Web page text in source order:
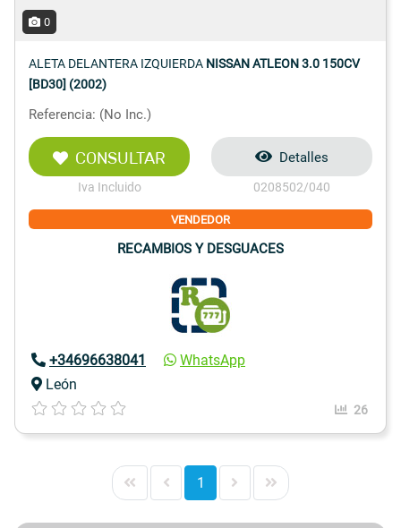
0
ALETA DELANTERA IZQUIERDA NISSAN ATLEON 3.0 150CV
[BD30] (2002)
Referencia: (No Inc.)
CONSULTAR
Iva Incluido
Detalles
0208502/040
VENDEDOR
RECAMBIOS Y DESGUACES
+34696638041
WhatsApp
León
26
1